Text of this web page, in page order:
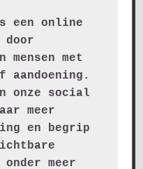
een online
door
met
aandoening.
onze social
meer
en begrip
meer